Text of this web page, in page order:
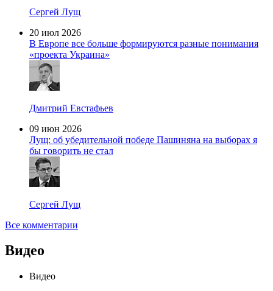
Сергей Лущ
20 июл 2026
В Европе все больше формируются разные понимания
«проекта Украина»
Дмитрий Евстафьев
09 июн 2026
Лущ: об убедительной победе Пашиняна на выборах я
бы говорить не стал
Сергей Лущ
Все комментарии
Видео
Видео